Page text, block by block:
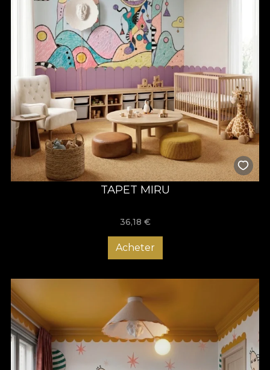
TAPET MIRU
36,18 €
Acheter